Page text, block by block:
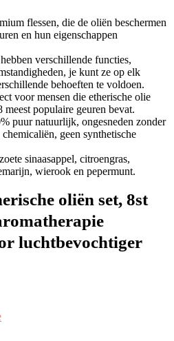
flessen, die de oliën beschermen
en hun eigenschappen
verschillende functies,
je kunt ze op elk
behoeften te voldoen.
voor mensen die etherische olie
populaire geuren bevat.
puur natuurlijk, ongesneden zonder
geen synthetische
sinaasappel, citroengras,
wierook en pepermunt.
oliën set, 8st
luchtbevochtiger